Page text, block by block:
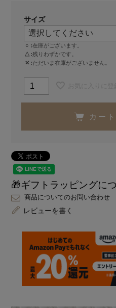
サイズ
○
在庫がございます。
△ 残りわずかです。
✕
ただいま在庫がございません。
カー
🎁ギフトラッピングに
商品についてのお問い合わせ
レビューを書く